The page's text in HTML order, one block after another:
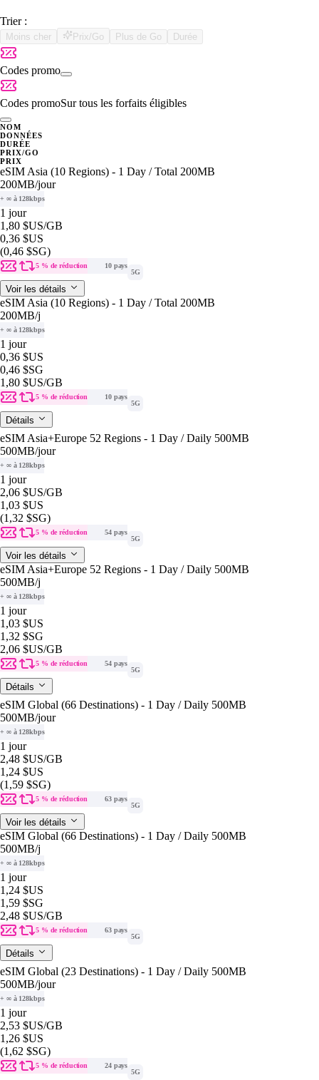
Trier :
Moins cher Prix/Go Plus de Go Durée
Codes promo
Codes promoSur tous les forfaits éligibles
NOM
DONNÉES
DURÉE
PRIX/GO
PRIX
eSIM Asia (10 Regions) - 1 Day / Total 200MB
200MB/jour
+ ∞ à 128kbps
1 jour
1,80 $US/GB
0,36 $US
(0,46 $SG)
5 % de réduction
10 pays
5G
Voir les détails
eSIM Asia (10 Regions) - 1 Day / Total 200MB
200MB/j
+ ∞ à 128kbps
1 jour
0,36 $US
0,46 $SG
1,80 $US/GB
5 % de réduction
10 pays
5G
Détails
eSIM Asia+Europe 52 Regions - 1 Day / Daily 500MB
500MB/jour
+ ∞ à 128kbps
1 jour
2,06 $US/GB
1,03 $US
(1,32 $SG)
5 % de réduction
54 pays
5G
Voir les détails
eSIM Asia+Europe 52 Regions - 1 Day / Daily 500MB
500MB/j
+ ∞ à 128kbps
1 jour
1,03 $US
1,32 $SG
2,06 $US/GB
5 % de réduction
54 pays
5G
Détails
eSIM Global (66 Destinations) - 1 Day / Daily 500MB
500MB/jour
+ ∞ à 128kbps
1 jour
2,48 $US/GB
1,24 $US
(1,59 $SG)
5 % de réduction
63 pays
5G
Voir les détails
eSIM Global (66 Destinations) - 1 Day / Daily 500MB
500MB/j
+ ∞ à 128kbps
1 jour
1,24 $US
1,59 $SG
2,48 $US/GB
5 % de réduction
63 pays
5G
Détails
eSIM Global (23 Destinations) - 1 Day / Daily 500MB
500MB/jour
+ ∞ à 128kbps
1 jour
2,53 $US/GB
1,26 $US
(1,62 $SG)
5 % de réduction
24 pays
5G